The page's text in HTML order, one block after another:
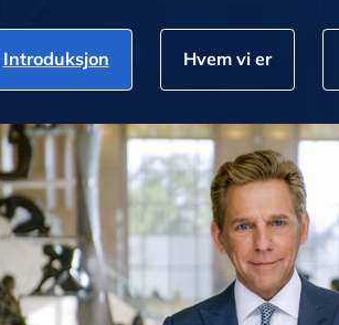
Introduksjon Hvem vi er